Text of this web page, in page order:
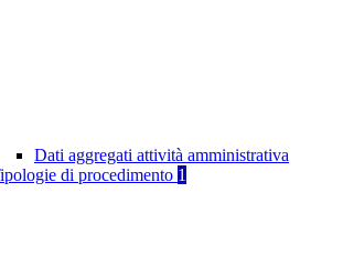
Dati aggregati attività amministrativa
di procedimento 1